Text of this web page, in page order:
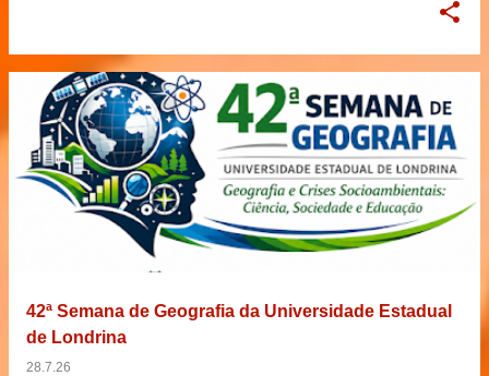
42ª Semana de Geografia da Universidade Estadual
de Londrina
28.7.26